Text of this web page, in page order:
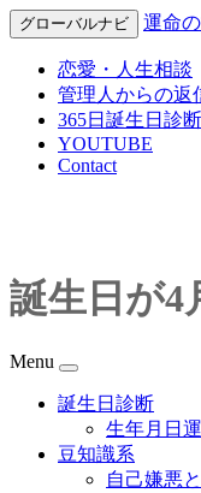
グローバルナビ 運命
恋愛・人生相談
管理人からの返
365日誕生日診断
YOUTUBE
Contact
誕生日が4
Menu
誕生日診断
生年月日
豆知識系
自己嫌悪